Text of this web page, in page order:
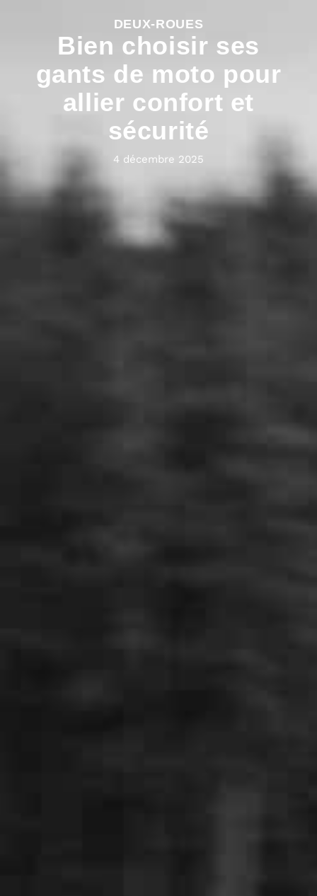
DEUX-ROUES
Bien choisir ses
gants de moto pour
allier confort et
sécurité
4 décembre 2025